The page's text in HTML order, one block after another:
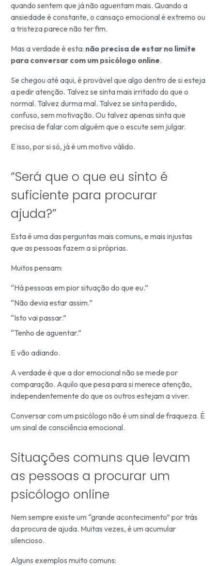
quando sentem que já não aguentam mais. Quando a
ansiedade é constante, o cansaço emocional é extremo ou
a tristeza parece não ter fim.
Mas a verdade é esta: não precisa de estar no limite
para conversar com um psicólogo online.
Se chegou até aqui, é provável que algo dentro de si esteja
a pedir atenção. Talvez se sinta mais irritado do que o
normal. Talvez durma mal. Talvez se sinta perdido,
confuso, sem motivação. Ou talvez apenas sinta que
precisa de falar com alguém que o escute sem julgar.
E isso, por si só, já é um motivo válido.
“Será que o que eu sinto é
suficiente para procurar
ajuda?”
Esta é uma das perguntas mais comuns, e mais injustas
que as pessoas fazem a si próprias.
Muitos pensam:
“Há pessoas em pior situação do que eu.”
“Não devia estar assim.”
“Isto vai passar.”
“Tenho de aguentar.”
E vão adiando.
A verdade é que a dor emocional não se mede por
comparação. Aquilo que pesa para si merece atenção,
independentemente do que os outros estejam a viver.
Conversar com um psicólogo não é um sinal de fraqueza. É
um sinal de consciência emocional.
Situações comuns que levam
as pessoas a procurar um
psicólogo online
Nem sempre existe um “grande acontecimento” por trás
da procura de ajuda. Muitas vezes, é um acumular
silencioso.
Alguns exemplos muito comuns: